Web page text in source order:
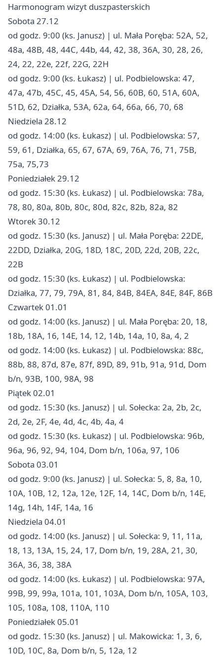
Harmonogram wizyt duszpasterskich
Sobota 27.12
od godz. 9:00 (ks. Janusz) | ul. Mała Poręba: 52A, 52,
48a, 48B, 48, 44C, 44b, 44, 42, 38, 36A, 30, 28, 26,
24, 22, 22e, 22f, 22G, 22H
od godz. 9:00 (ks. Łukasz) | ul. Podbielowska: 47,
47a, 47b, 45C, 45, 45A, 54, 56, 60B, 60, 51A, 60A,
51D, 62, Działka, 53A, 62a, 64, 66a, 66, 70, 68
Niedziela 28.12
od godz. 14:00 (ks. Łukasz) | ul. Podbielowska: 57,
59, 61, Działka, 65, 67, 67A, 69, 76A, 76, 71, 75B,
75a, 75,73
Poniedziałek 29.12
od godz. 15:30 (ks. Łukasz) | ul. Podbielowska: 78a,
78, 80, 80a, 80b, 80c, 80d, 82c, 82b, 82a, 82
Wtorek 30.12
od godz. 15:30 (ks. Janusz) | ul. Mała Poręba: 22DE,
22DD, Działka, 20G, 18D, 18C, 20D, 22d, 20B, 22c,
22B
od godz. 15:30 (ks. Łukasz) | ul. Podbielowska:
Działka, 77, 79, 79A, 81, 84, 84B, 84EA, 84E, 84F, 86B
Czwartek 01.01
od godz. 14:00 (ks. Janusz) | ul. Mała Poręba: 20, 18,
18b, 18A, 16, 14E, 14, 12, 14b, 14a, 10, 8a, 4, 2
od godz. 14:00 (ks. Łukasz) | ul. Podbielowska: 88c,
88b, 88, 87d, 87e, 87f, 89D, 89, 91b, 91a, 91d, Dom
b/n, 93B, 100, 98A, 98
Piątek 02.01
od godz. 15:30 (ks. Janusz) | ul. Sołecka: 2a, 2b, 2c,
2d, 2e, 2F, 4e, 4d, 4c, 4b, 4a, 4
od godz. 15:30 (ks. Łukasz) | ul. Podbielowska: 96b,
96a, 96, 92, 94, 104, Dom b/n, 106a, 97, 106
Sobota 03.01
od godz. 9:00 (ks. Janusz) | ul. Sołecka: 5, 8, 8a, 10,
10A, 10B, 12, 12a, 12e, 12F, 14, 14C, Dom b/n, 14E,
14g, 14h, 14F, 14a, 16
Niedziela 04.01
od godz. 14:00 (ks. Janusz) | ul. Sołecka: 9, 11, 11a,
18, 13, 13A, 15, 24, 17, Dom b/n, 19, 28A, 21, 30,
36A, 36, 38, 38A
od godz. 14:00 (ks. Łukasz) | ul. Podbielowska: 97A,
99B, 99, 99a, 101a, 101, 103A, Dom b/n, 105A, 103,
105, 108a, 108, 110A, 110
Poniedziałek 05.01
od godz. 15:30 (ks. Janusz) | ul. Makowicka: 1, 3, 6,
10D, 10C, 8a, Dom b/n, 5, 12a, 12